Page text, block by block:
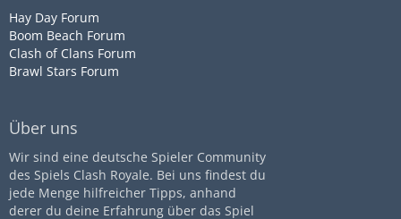
Hay Day Forum
Boom Beach Forum
Clash of Clans Forum
Brawl Stars Forum
Über uns
Wir sind eine deutsche Spieler Community
des Spiels Clash Royale. Bei uns findest du
jede Menge hilfreicher Tipps, anhand
derer du deine Erfahrung über das Spiel